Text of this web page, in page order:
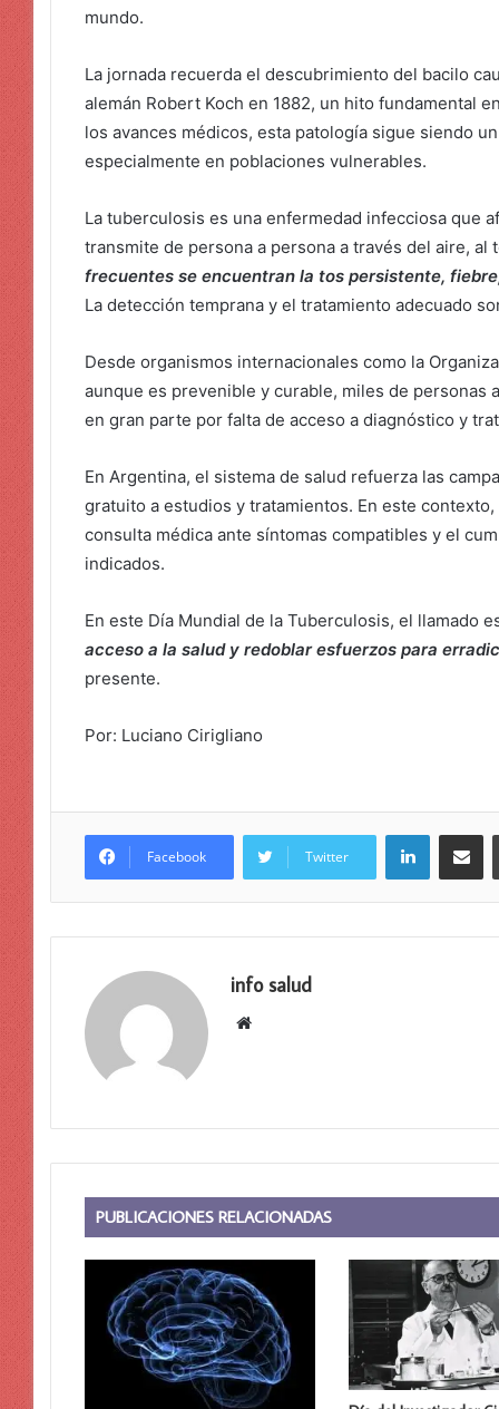
mundo.
La jornada recuerda el descubrimiento del bacilo
alemán Robert Koch en 1882, un hito fundamental
los avances médicos, esta patología sigue siendo
especialmente en poblaciones vulnerables.
La tuberculosis es una enfermedad infecciosa que
transmite de persona a persona a través del aire, al
frecuentes se encuentran la tos persistente,
La detección temprana y el tratamiento adecuado
Desde organismos internacionales como la
aunque es prevenible y curable, miles de personas
en gran parte por falta de acceso a diagnóstico y
En Argentina, el sistema de salud refuerza las
gratuito a estudios y tratamientos. En este
consulta médica ante síntomas compatibles y el
indicados.
En este Día Mundial de la Tuberculosis, el llamado
acceso a la salud y redoblar esfuerzos para
presente.
Por: Luciano Cirigliano
Facebook Twitter
LinkedIn
info salud
Sitio
PUBLICACIONES RELACIONADAS